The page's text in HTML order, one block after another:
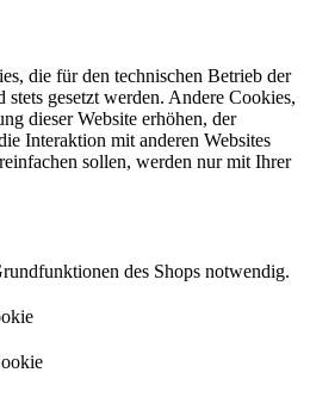
die für den technischen Betrieb der
gesetzt werden. Andere Cookies,
dieser Website erhöhen, der
Interaktion mit anderen Websites
sollen, werden nur mit Ihrer
des Shops notwendig.